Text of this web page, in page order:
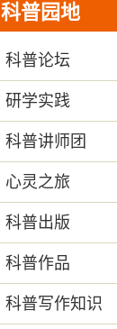
科普园地
科普论坛
研学实践
科普讲师团
心灵之旅
科普出版
科普作品
科普写作知识